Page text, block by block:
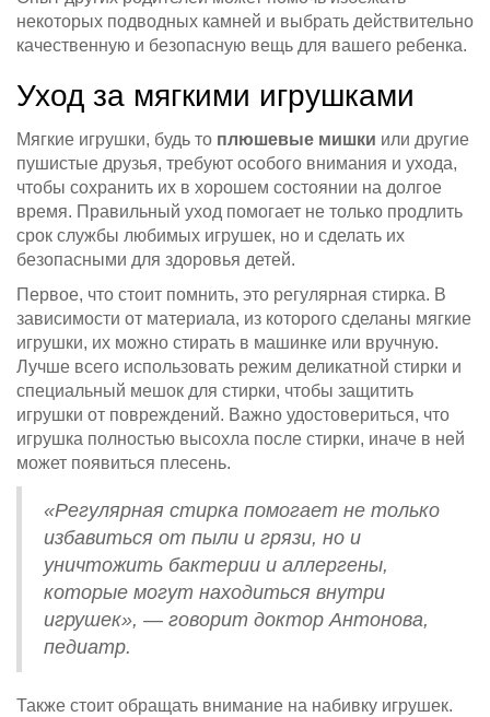
некоторых подводных камней и выбрать действительно
качественную и безопасную вещь для вашего ребенка.
Уход за мягкими игрушками
Мягкие игрушки, будь то плюшевые мишки или другие
пушистые друзья, требуют особого внимания и ухода,
чтобы сохранить их в хорошем состоянии на долгое
время. Правильный уход помогает не только продлить
срок службы любимых игрушек, но и сделать их
безопасными для здоровья детей.
Первое, что стоит помнить, это регулярная стирка. В
зависимости от материала, из которого сделаны мягкие
игрушки, их можно стирать в машинке или вручную.
Лучше всего использовать режим деликатной стирки и
специальный мешок для стирки, чтобы защитить
игрушки от повреждений. Важно удостовериться, что
игрушка полностью высохла после стирки, иначе в ней
может появиться плесень.
«Регулярная стирка помогает не только
избавиться от пыли и грязи, но и
уничтожить бактерии и аллергены,
которые могут находиться внутри
игрушек», — говорит доктор Антонова,
педиатр.
Также стоит обращать внимание на набивку игрушек.